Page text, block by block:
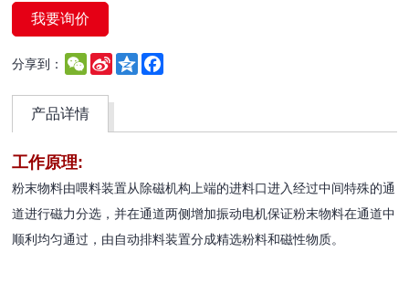
我要询价
分享到： WeChat
Sina
Weibo
Qzone
产品详情
工作原理:
粉末物料由喂料装置从除磁机构上端的进料口进入经过中间特殊的通
道进行磁力分选，并在通道两侧增加振动电机保证粉末物料在通道中
顺利均匀通过，由自动排料装置分成精选粉料和磁性物质。